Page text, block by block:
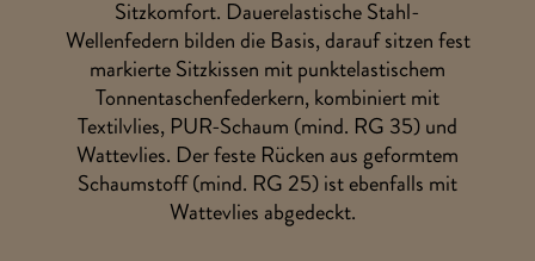
Sitzkomfort. Dauerelastische Stahl-
Wellenfedern bilden die Basis, darauf sitzen fest
markierte Sitzkissen mit punktelastischem
Tonnentaschenfederkern, kombiniert mit
Textilvlies, PUR-Schaum (mind. RG 35) und
Wattevlies. Der feste Rücken aus geformtem
Schaumstoff (mind. RG 25) ist ebenfalls mit
Wattevlies abgedeckt.